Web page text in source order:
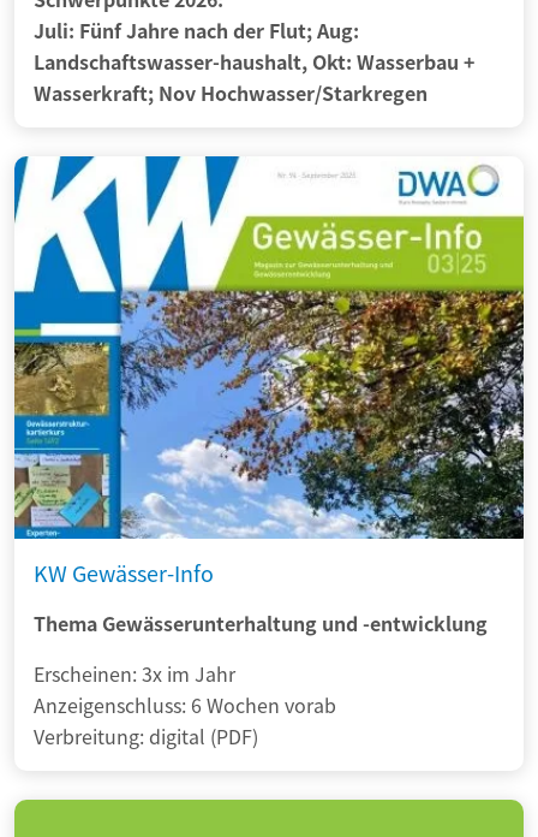
Juli: Fünf Jahre nach der Flut; Aug:
Landschaftswasser-haushalt, Okt: Wasserbau +
Wasserkraft; Nov Hochwasser/Starkregen
KW Gewässer-Info
Thema Gewässerunterhaltung und -entwicklung
Erscheinen: 3x im Jahr
Anzeigenschluss: 6 Wochen vorab
Verbreitung: digital (PDF)